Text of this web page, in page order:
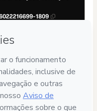
1809
que (i) compreendo
pedido em nome de
responsabilidade
mesmo; (ii) concordo
de Privacidade
que sou maior de idade
responsável legal.